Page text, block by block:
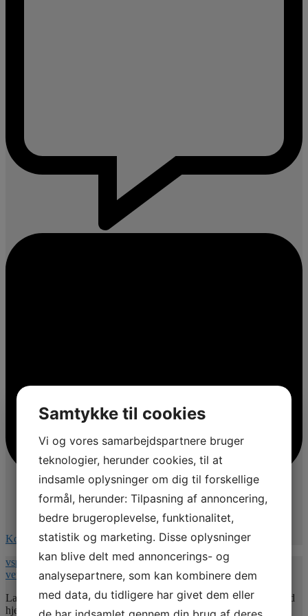
Kommentér på Facebook
vspnet.dk/erfa-moede-for-oplaeringsansvarlige-paa-
veterinaersygeplejerske-uddannelsen/
Lad mig uddybe indholdet 💚. Jeg vil give jer nogle værktøjer med
hjem så undertitlen er : Hvordan uddannelsesansvarlige kan bruge
Samtykke til cookies
Vi og vores samarbejdspartnere bruger
teknologier, herunder cookies, til at
indsamle oplysninger om dig til forskellige
formål, herunder: Tilpasning af annoncering,
bedre brugeroplevelse, funktionalitet,
statistik og marketing. Disse oplysninger
kan blive delt med annoncerings- og
analysepartnere, som kan kombinere dem
med data, du tidligere har givet dem eller